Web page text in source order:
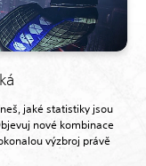
jaké statistiky jsou
nové kombinace
výzbroj právě